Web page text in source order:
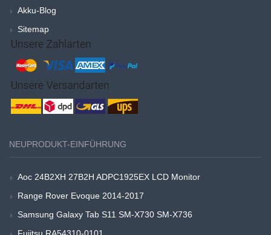
Akku-Blog
Sitemap
NEUPRODUKT-EINFÜHRUNG
Aoc 24B2XH 27B2H ADPC1925EX LCD Monitor
Range Rover Evoque 2014-2017
Samsung Galaxy Tab S11 SM-X730 SM-X736
Fujitsu RA54310-0101